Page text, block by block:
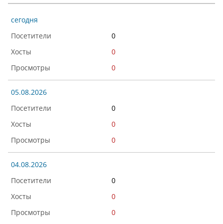
сегодня
0
0
0
05.08.2026
0
0
0
04.08.2026
0
0
0